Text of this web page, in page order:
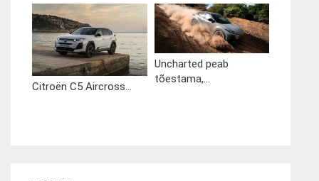
Citroën C5 Aircross...
Uncharted peab
tõestama,...